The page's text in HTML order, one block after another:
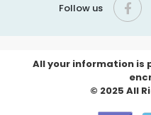
Follow us
All your information is
© 2025 All